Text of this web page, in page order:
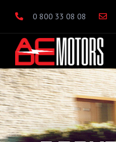
0 800 33 08 08